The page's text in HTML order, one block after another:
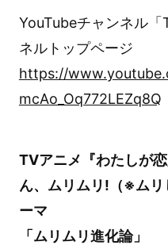
YouTubeチャンネル「
ネルトップページ
https://
mcAo_Oq772LEZq8Q
TVアニメ『わたしが
ん、ムリムリ!（※ム
ーマ
「ムリムリ進化論」